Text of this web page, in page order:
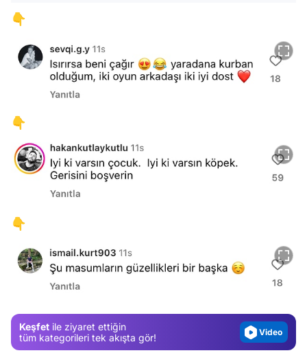
👇
👇
👇
Keşfet ile ziyaret ettiğin
tüm kategorileri tek akışta gör!
Test
Gündem
Video